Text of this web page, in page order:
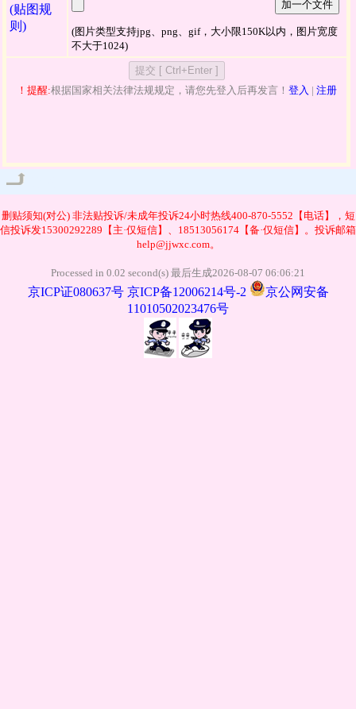
(贴图规
则)
加一个文件
(图片类型支持jpg、png、gif，大小限150K以内，图片宽度
不大于1024)
！提醒:根据国家相关法律法规规定，请您先登入后再发言！ 登入 | 注册
删贴须知(对公)非法贴投诉/未成年投诉24小时热线400-870-5552【电话】，短
信投诉发15300292289【主·仅短信】、18513056174【备·仅短信】。投诉邮箱
help@jjwxc.com。
Processed in 0.02 second(s) 最后生成2026-08-07 06:06:21
京ICP证080637号 京ICP备12006214号-2
京公网安备
11010502023476号